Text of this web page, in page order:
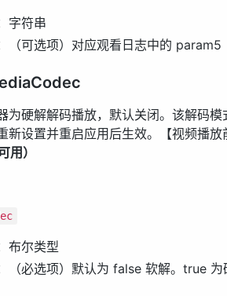
字符串
（可选项）对应观看日志中的 param5
为硬解解码播放，默认关闭。该解码
新设置并重启应用后生效。【视频播放
）
布尔类型
（必选项）默认为 false 软解。true 为